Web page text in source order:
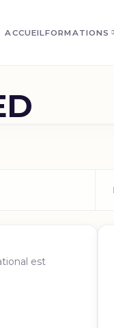
ACCUEILFORMATIONS
est